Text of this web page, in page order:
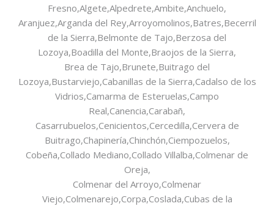
Fresno,Algete,Alpedrete,Ambite,Anchuelo,
Aranjuez,Arganda del Rey,Arroyomolinos,Batres,Becerril
de la Sierra,Belmonte de Tajo,Berzosa del
Lozoya,Boadilla del Monte,Braojos de la Sierra,
Brea de Tajo,Brunete,Buitrago del
Lozoya,Bustarviejo,Cabanillas de la Sierra,Cadalso de los
Vidrios,Camarma de Esteruelas,Campo
Real,Canencia,Carabañ,
Casarrubuelos,Cenicientos,Cercedilla,Cervera de
Buitrago,Chapinería,Chinchón,Ciempozuelos,
Cobeña,Collado Mediano,Collado Villalba,Colmenar de
Oreja,
Colmenar del Arroyo,Colmenar
Viejo,Colmenarejo,Corpa,Coslada,Cubas de la